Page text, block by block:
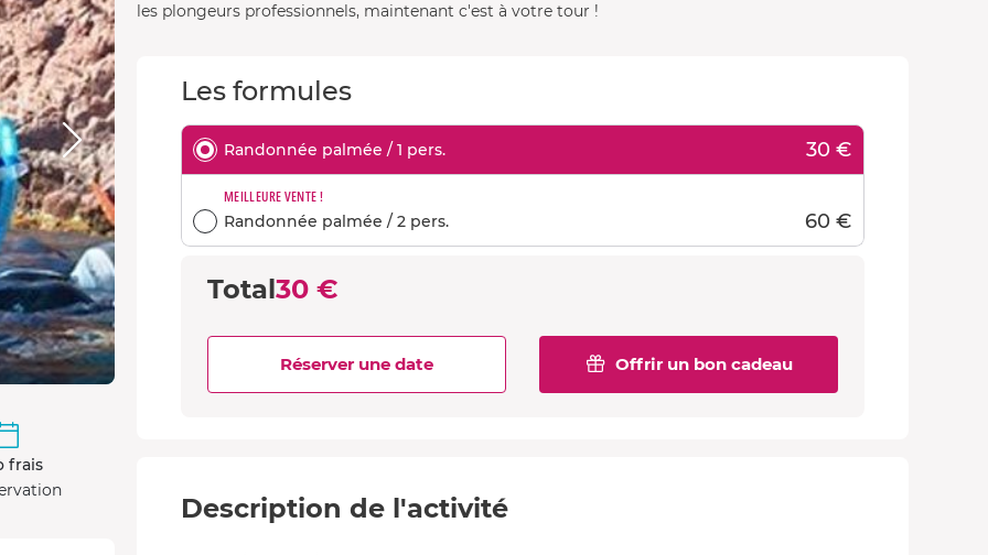
les plongeurs professionnels, maintenant c'est à votre tour !
Les formules
Randonnée palmée / 1 pers. 30 €
MEILLEURE VENTE !
Randonnée palmée / 2 pers. 60 €
Total30 €
Offrir un bon cadeau
Réserver une date
Description de l'activité
frais